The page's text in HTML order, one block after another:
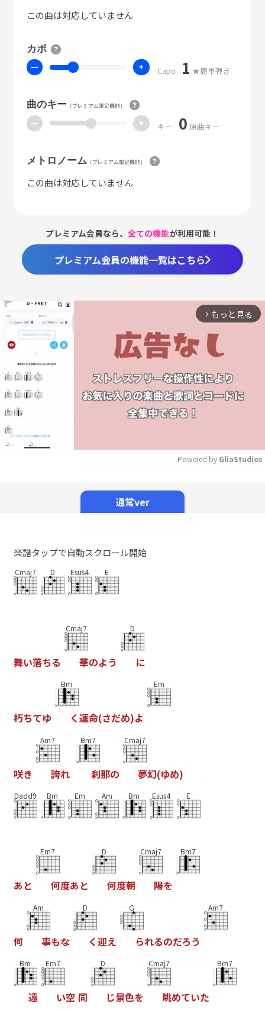
この曲は対応していません
カポ
ー + Capo 1 ★簡単弾き
曲のキー（プレミアム限定機能）
ー + キー 0 原曲キー
メトロノーム （プレミアム限定機能）
この曲は対応していません
プレミアム会員なら、全ての機能が利用可能！
プレミアム会員の機能一覧はこちら
arrow_forward_ios もっと見る
Powered by GliaStudios
通常ver
楽譜タップで自動スクロール開始
Cmaj7 D Esus4 E
舞い落ちる
Cmaj7
華のよう
D
に
朽ちてゆ
Bm
く運命(さだめ)よ
Em
咲き
Am7
誇れ
Bm7
刹那の
Cmaj7
夢幻(ゆめ)
Dadd9 Bm Em Am Bm Esus4 E
あ と
Em7
何度あ と
D
何度朝
Cmaj7
陽を
Bm7
何
Am
事もな
D
く迎え
G
られるのだろう
Am7
Bm
遠
Em7
い空 同
D
じ景色を
Cmaj7
眺めていた
Bm7